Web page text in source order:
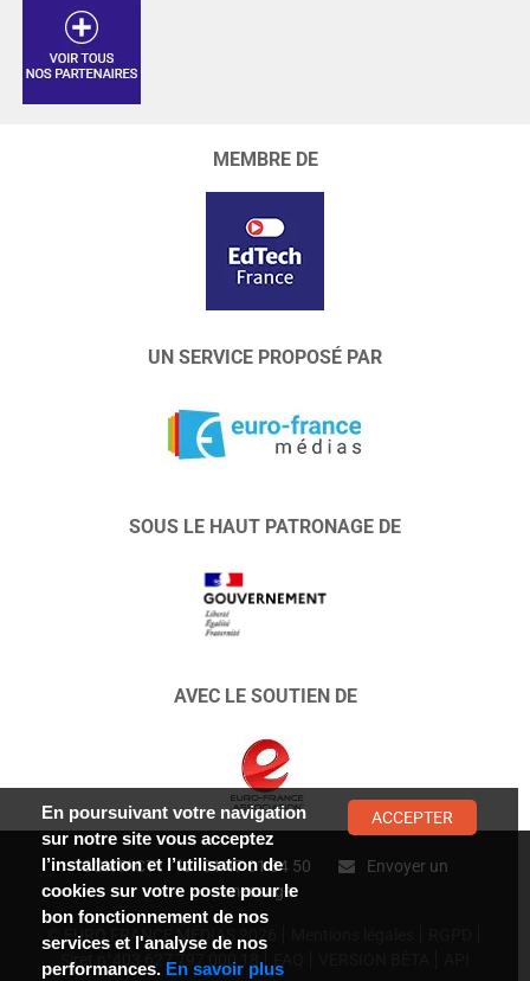
MEMBRE DE
UN SERVICE PROPOSÉ PAR
SOUS LE HAUT PATRONAGE DE
AVEC LE SOUTIEN DE
CONTACT : 01 47 01 34 50
Envoyer un
message
© EURO FRANCE MÉDIAS 2026
Siret n°403 627 797 000 18
En poursuivant votre navigation
sur notre site vous acceptez
l’installation et l’utilisation de
cookies sur votre poste pour le
bon fonctionnement de nos
services et l'analyse de nos
performances. En savoir plus
ACCEPTER